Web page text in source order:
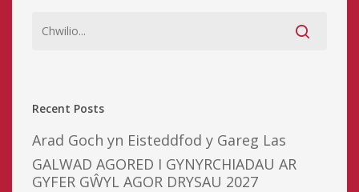
Recent Posts
Arad Goch yn Eisteddfod y Gareg Las
GALWAD AGORED I GYNYRCHIADAU AR
GYFER GŴYL AGOR DRYSAU 2027